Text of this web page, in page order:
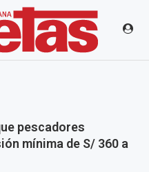
pescadores
mínima de S/ 360 a